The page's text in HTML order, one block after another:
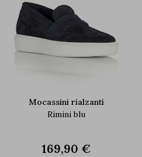
Mocassini rialzanti
Rimini blu
169,90 €